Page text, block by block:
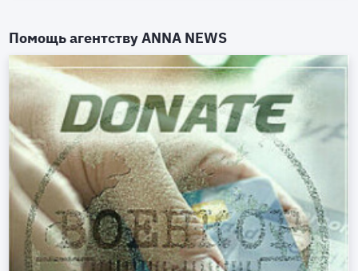
Помощь агентствуANNA NEWS